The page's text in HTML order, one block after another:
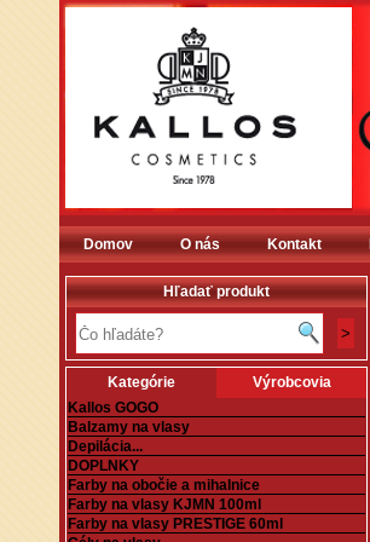
Domov O nás Kontakt
Hľadať produkt
Kategórie
Výrobcovia
Kallos GOGO
Balzamy na vlasy
Depilácia...
DOPLNKY
Farby na obočie a mihalnice
Farby na vlasy KJMN 100ml
Farby na vlasy PRESTIGE 60ml